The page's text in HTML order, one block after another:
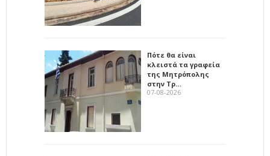
Πότε θα είναι
κλειστά τα γραφεία
της Μητρόπολης
στην Τρ…
07-08-2026